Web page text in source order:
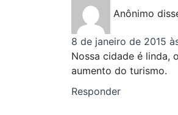
Anônimo
8 de janeiro de 2015
Nossa cidade é linda,
aumento do turismo.
Responder